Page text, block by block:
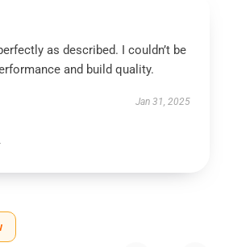
as described. I couldn’t be
and build quality.
Jan 31, 2025